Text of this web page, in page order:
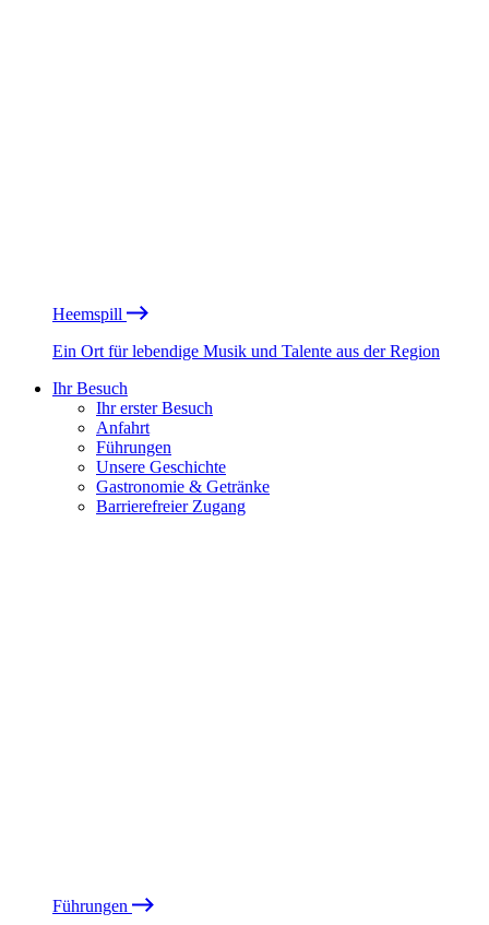
Heemspill
Ein Ort für lebendige Musik und Talente aus der Region
Ihr Besuch
Ihr erster Besuch
Anfahrt
Führungen
Unsere Geschichte
Gastronomie & Getränke
Barrierefreier Zugang
Führungen